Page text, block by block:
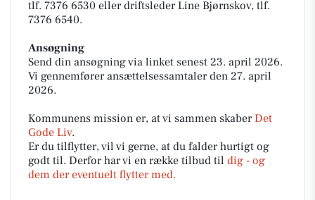
tlf. 7376 6530 eller driftsleder Line Bjørnskov, tlf.
7376 6540.
Ansøgning
Send din ansøgning via linket senest 23. april 2026.
Vi gennemfører ansættelsessamtaler den 27. april
2026.
Kommunens mission er, at vi sammen skaber Det
Gode Liv.
Er du tilflytter, vil vi gerne, at du falder hurtigt og
godt til. Derfor har vi en række tilbud til dig - og
dem der eventuelt flytter med.